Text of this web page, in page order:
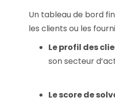
Un tableau de bord
les clients ou les
Le profil des
son secteur
Le score de